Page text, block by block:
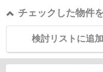
チェックした物件
検討リストに追加